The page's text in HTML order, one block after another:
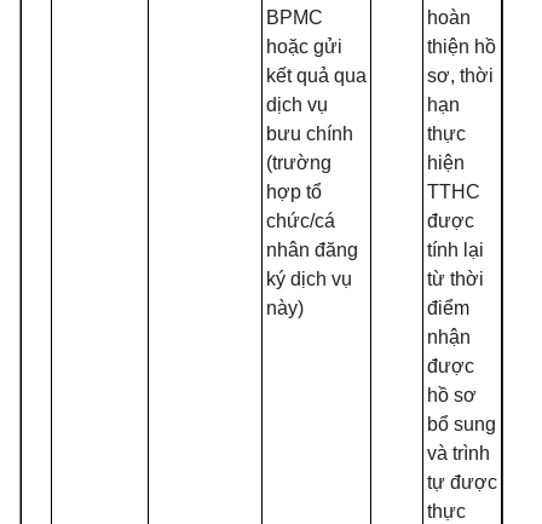
BPMC
hoặc gửi
kết quả qua
dịch vụ
bưu chính
(trường
hợp tổ
chức/cá
nhân đăng
ký dịch vụ
này)
hoàn
thiện hồ
sơ, thời
hạn
thực
hiện
TTHC
được
tính lại
từ thời
điểm
nhận
được
hồ sơ
bổ sung
và trình
tự được
thực